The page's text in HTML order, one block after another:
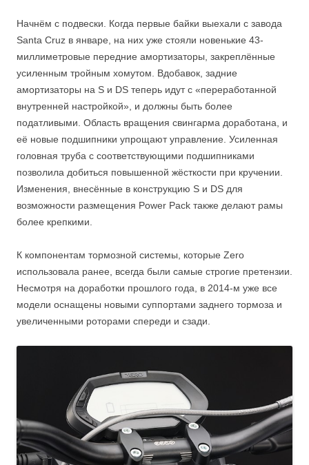
Начнём с подвески. Когда первые байки выехали с завода
Santa Cruz в январе, на них уже стояли новенькие 43-
миллиметровые передние амортизаторы, закреплённые
усиленным тройным хомутом. Вдобавок, задние
амортизаторы на S и DS теперь идут с «переработанной
внутренней настройкой», и должны быть более
податливыми. Область вращения свингарма доработана, и
её новые подшипники упрощают управление. Усиленная
головная труба с соответствующими подшипниками
позволила добиться повышенной жёсткости при кручении.
Изменения, внесённые в конструкцию S и DS для
возможности размещения Power Pack также делают рамы
более крепкими.
К компонентам тормозной системы, которые Zero
использовала ранее, всегда были самые строгие претензии.
Несмотря на доработки прошлого года, в 2014-м уже все
модели оснащены новыми суппортами заднего тормоза и
увеличенными роторами спереди и сзади.